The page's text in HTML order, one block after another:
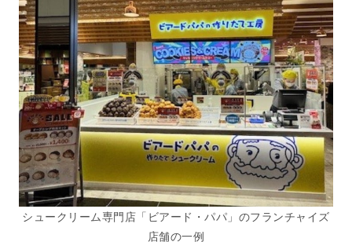
シュークリーム専門店「ビアード・パパ」のフランチャイズ
店舗の一例